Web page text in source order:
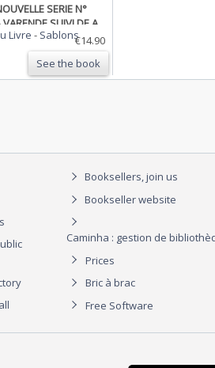
SERIE N°
SUIVI DE A
ROGER
MAURICE SUIVI
PAR-LA PAR MARIE
Livre - Sablons€14.90
See the book
Booksellers, join us
Bookseller website
Caminha : gestion de
Prices
Bric à brac
Free Software